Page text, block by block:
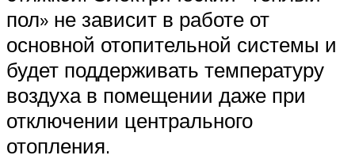
пол» не зависит в работе от
основной отопительной системы и
будет поддерживать температуру
воздуха в помещении даже при
отключении центрального
отопления.